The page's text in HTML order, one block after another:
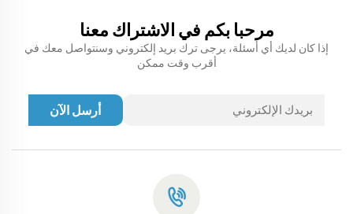
مرحبا بكم في الاشتراك معنا
إذا كان لديك أي أسئلة، يرجى ترك بريد إلكتروني وسنتواصل معك في
أقرب وقت ممكن
أرسل الآن